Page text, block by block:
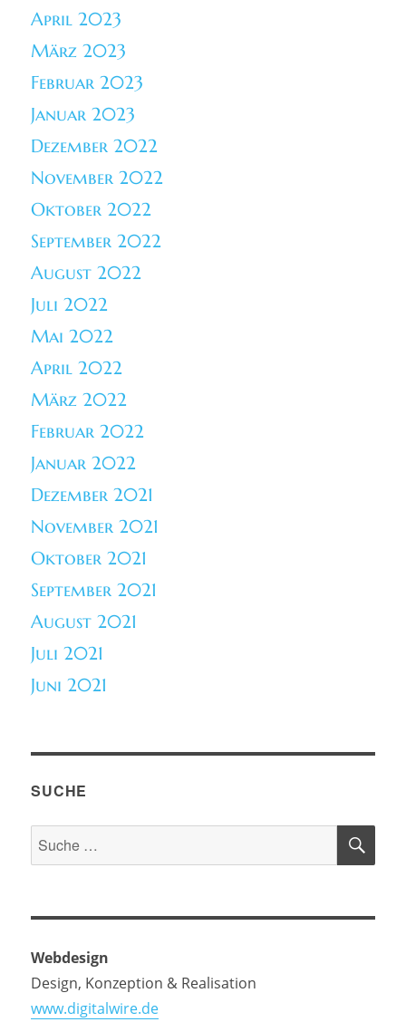
April 2023
März 2023
Februar 2023
Januar 2023
Dezember 2022
November 2022
Oktober 2022
September 2022
August 2022
Juli 2022
Mai 2022
April 2022
März 2022
Februar 2022
Januar 2022
Dezember 2021
November 2021
Oktober 2021
September 2021
August 2021
Juli 2021
Juni 2021
SUCHE
Suche
nach:
Webdesign
Design, Konzeption & Realisation
www.digitalwire.de